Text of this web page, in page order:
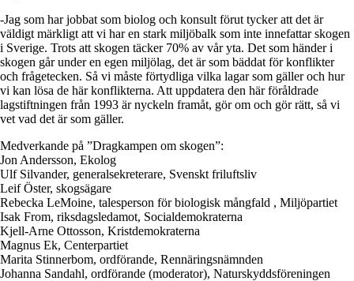
-Jag som har jobbat som biolog och konsult förut tycker att det är
väldigt märkligt att vi har en stark miljöbalk som inte innefattar skogen
i Sverige. Trots att skogen täcker 70% av vår yta. Det som händer i
skogen går under en egen miljölag, det är som bäddat för konflikter
och frågetecken. Så vi måste förtydliga vilka lagar som gäller och hur
vi kan lösa de här konflikterna. Att uppdatera den här föråldrade
lagstiftningen från 1993 är nyckeln framåt, gör om och gör rätt, så vi
vet vad det är som gäller.
Medverkande på ”Dragkampen om skogen”:
Jon Andersson, Ekolog
Ulf Silvander, generalsekreterare, Svenskt friluftsliv
Leif Öster, skogsägare
Rebecka LeMoine, talesperson för biologisk mångfald , Miljöpartiet
Isak From, riksdagsledamot, Socialdemokraterna
Kjell-Arne Ottosson, Kristdemokraterna
Magnus Ek, Centerpartiet
Marita Stinnerbom, ordförande, Rennäringsnämnden
Johanna Sandahl, ordförande (moderator), Naturskyddsföreningen